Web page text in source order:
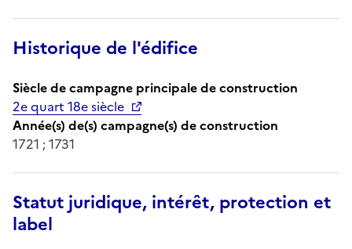
Historique de l'édifice
Siècle de campagne principale de construction
2e quart 18e siècle
Année(s) de(s) campagne(s) de construction
1721 ; 1731
Statut juridique, intérêt, protection et
label